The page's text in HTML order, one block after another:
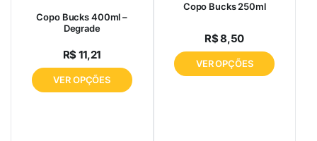
Copo Bucks 400ml –
Degrade
R$11,21
VER OPÇÕES
Copo Bucks 250ml
R$8,50
VER OPÇÕES